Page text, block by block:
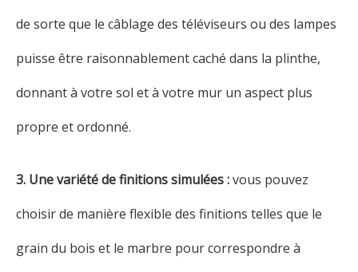
de sorte que le câblage des téléviseurs ou des lampes
puisse être raisonnablement caché dans la plinthe,
donnant à votre sol et à votre mur un aspect plus
propre et ordonné.
3. Une variété de finitions simulées :vous pouvez
choisir de manière flexible des finitions telles que le
grain du bois et le marbre pour correspondre à